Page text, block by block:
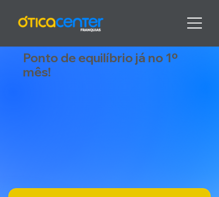
Ponto de equilíbrio já no 1º
mês!